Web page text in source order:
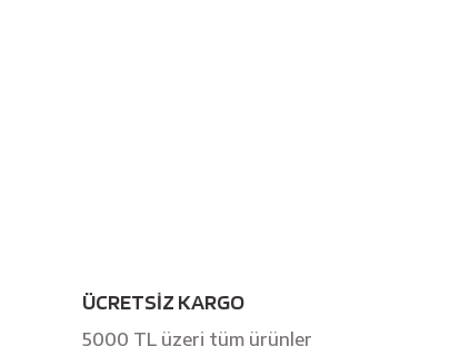
ÜCRETSİZ KARGO
5000 TL üzeri tüm ürünler